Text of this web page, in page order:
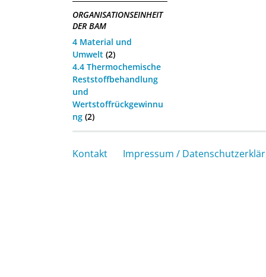
ORGANISATIONSEINHEIT
DER BAM
4 Material und
Umwelt (2)
4.4 Thermochemische
Reststoffbehandlung
und
Wertstoffrückgewinnu
ng (2)
Kontakt Impressum /